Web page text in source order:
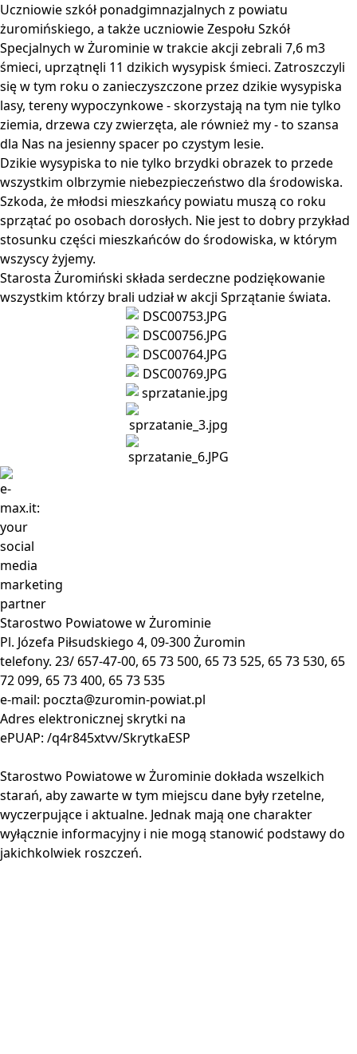
Uczniowie szkół ponadgimnazjalnych z powiatu
żuromińskiego, a także uczniowie Zespołu Szkół
Specjalnych w Żurominie w trakcie akcji zebrali 7,6 m3
śmieci, uprzątnęli 11 dzikich wysypisk śmieci. Zatroszczyli
się w tym roku o zanieczyszczone przez dzikie wysypiska
lasy, tereny wypoczynkowe - skorzystają na tym nie tylko
ziemia, drzewa czy zwierzęta, ale również my - to szansa
dla Nas na jesienny spacer po czystym lesie.
Dzikie wysypiska to nie tylko brzydki obrazek to przede
wszystkim olbrzymie niebezpieczeństwo dla środowiska.
Szkoda, że młodsi mieszkańcy powiatu muszą co roku
sprzątać po osobach dorosłych. Nie jest to dobry przykład
stosunku części mieszkańców do środowiska, w którym
wszyscy żyjemy.
Starosta Żuromiński składa serdeczne podziękowanie
wszystkim którzy brali udział w akcji Sprzątanie świata.
Starostwo Powiatowe w Żurominie
Pl. Józefa Piłsudskiego 4, 09-300 Żuromin
telefony. 23/ 657-47-00, 65 73 500, 65 73 525, 65 73 530, 65
72 099, 65 73 400, 65 73 535
e-mail: poczta@zuromin-powiat.pl
Adres elektronicznej skrytki na
ePUAP: /q4r845xtvv/SkrytkaESP
Starostwo Powiatowe w Żurominie dokłada wszelkich
starań, aby zawarte w tym miejscu dane były rzetelne,
wyczerpujące i aktualne. Jednak mają one charakter
wyłącznie informacyjny i nie mogą stanowić podstawy do
jakichkolwiek roszczeń.